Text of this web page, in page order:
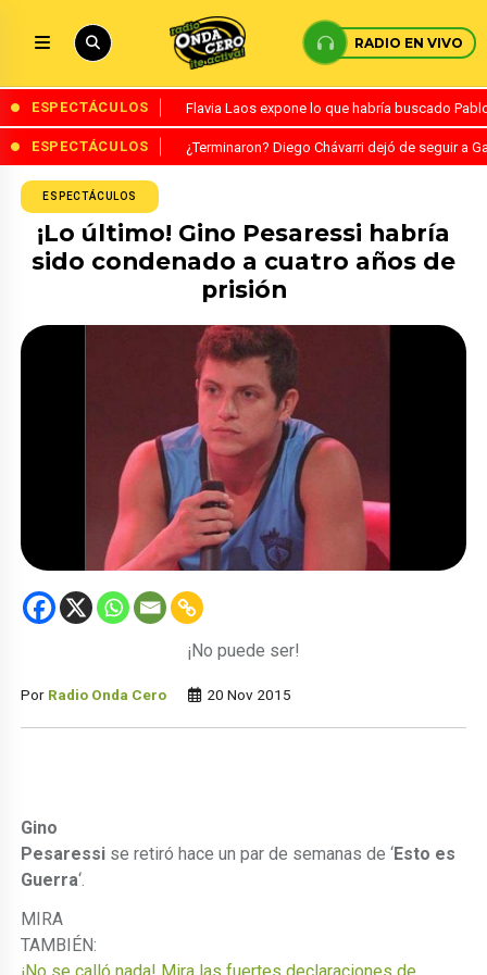
RADIO EN VIVO
ESPECTÁCULOS Flavia Laos expone lo que habría buscado
ESPECTÁCULOS ¿Terminaron? Diego Chávarri dejó de seguir a
ESPECTÁCULOS
¡Lo último! Gino Pesaressi habría
sido condenado a cuatro años de
prisión
¡No puede ser!
Por Radio Onda Cero 20 Nov 2015
Gino
Pesaressi se retiró hace un par de semanas de ‘Esto es
Guerra‘.
MIRA
TAMBIÉN:
¡No se calló nada! Mira las fuertes declaraciones de